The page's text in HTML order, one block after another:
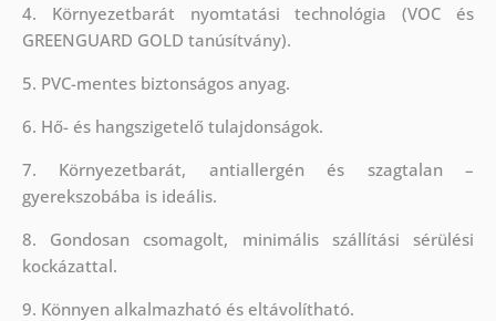
4. Környezetbarát nyomtatási technológia (VOC és
GREENGUARD GOLD tanúsítvány).
5. PVC-mentes biztonságos anyag.
6. Hő- és hangszigetelő tulajdonságok.
7. Környezetbarát, antiallergén és szagtalan –
gyerekszobába is ideális.
8. Gondosan csomagolt, minimális szállítási sérülési
kockázattal.
9. Könnyen alkalmazható és eltávolítható.